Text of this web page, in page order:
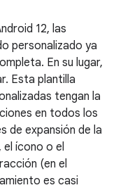
12, las
personalizado ya
En su lugar,
Esta plantilla
tengan la
en todos los
de expansión de la
ícono o el
(en el
es casi